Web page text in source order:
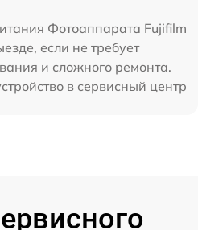
Фотоаппарата Fujifilm
если не требует
и сложного ремонта.
в сервисный центр